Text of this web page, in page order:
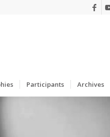
Participants Archives